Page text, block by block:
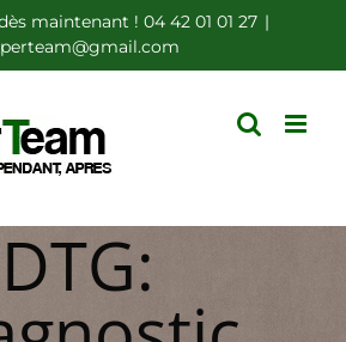
maintenant ! 04 42 01 01 27 |
DTG: